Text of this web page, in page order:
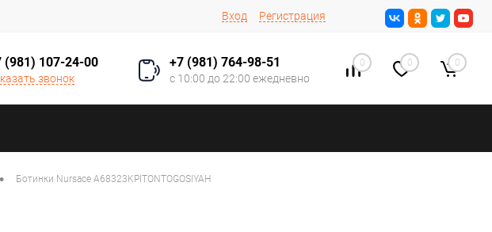
Вход Регистрация
(981) 107-24-00
звонок
+7 (981) 764-98-51
с 10:00 до 22:00 ежедневно
0 0 0
• Ботинки Nursace A68323KPITONTOGOSIYAH